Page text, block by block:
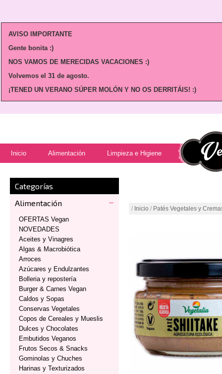
AVISO IMPORTANTE
Gente bonita :)
NOS VAMOS DE MERECIDAS VACACIONES :)
Volvemos el 31 de agosto.
¡TENED UN VERANO SÚPER MOLÓN Y NO OS DERRITÁIS! :)
Inicio Alimentación Limpieza e Higiene
Categorías
Alimentación
OFERTAS Vegan
NOVEDADES
Aceites y Vinagres
Algas & Macrobiótica
Arroces
Azúcares y Endulzantes
Bolleria y repostería
Burger & Carnes Vegan
Caldos y Sopas
Conservas Vegetales
Copos de Cereales y Mueslis
Dulces y Chocolates
Embutidos Veganos
Frutos Secos & Snacks
Gominolas y Chuches
Harinas y Texturizados
/ Inicio / Patés Vegetales y